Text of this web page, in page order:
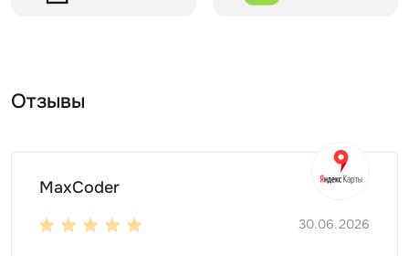
делает его надежным выбором для хранения даже в
Преимуществом наших контейнеров является
возможность установки дополнительных
организаторы, что позволяет максимально
Отзывы
MaxCoder
30.06.2026